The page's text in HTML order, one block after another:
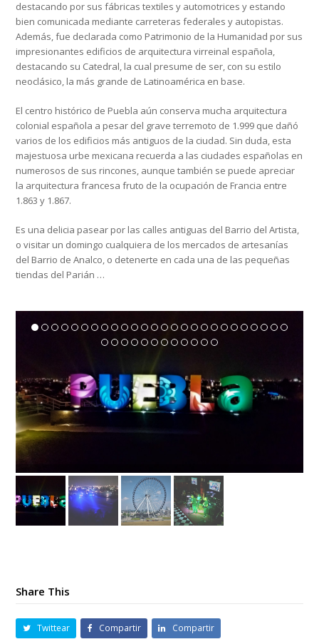
destacando por sus fábricas textiles y automotrices y estando
bien comunicada mediante carreteras federales y autopistas.
Además, fue declarada como Patrimonio de la Humanidad por sus
impresionantes edificios de arquitectura virreinal española,
destacando su Catedral, la cual presume de ser, con su estilo
neoclásico, la más grande de Latinoamérica en base.
El centro histórico de Puebla aún conserva mucha arquitectura
colonial española a pesar del grave terremoto de 1.999 que dañó
varios de los edificios más antiguos de la ciudad. Sin duda, esta
majestuosa urbe mexicana recuerda a las ciudades españolas en
numerosos de sus rincones, aunque también se puede apreciar
la arquitectura francesa fruto de la ocupación de Francia entre
1.863 y 1.867.
Es una delicia pasear por las calles antiguas del Barrio del Artista,
o visitar un domingo cualquiera de los mercados de artesanías
del Barrio de Analco, o detenerte en cada una de las pequeñas
tiendas del Parián …
20170310_213753
Share This
Twittear Compartir Compartir